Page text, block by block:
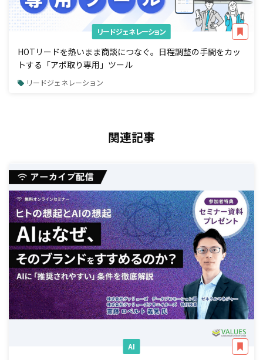
リードジェネレーション
HOTリードを熱いまま商談につなぐ。日程調整の手間をカッ
トする「アポ取り専用」ツール
リードジェネレーション
関連記事
AI